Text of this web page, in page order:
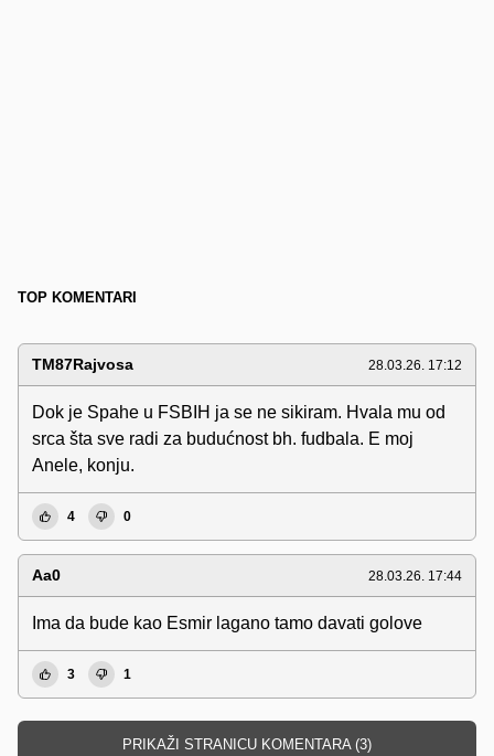
TOP KOMENTARI
TM87Rajvosa 28.03.26. 17:12
Dok je Spahe u FSBIH ja se ne sikiram. Hvala mu od
srca šta sve radi za budućnost bh. fudbala. E moj
Anele, konju.
4 0
Aa0 28.03.26. 17:44
Ima da bude kao Esmir lagano tamo davati golove
3 1
PRIKAŽI STRANICU KOMENTARA (3)